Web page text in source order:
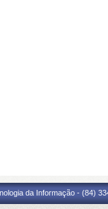
da Informação - (84)